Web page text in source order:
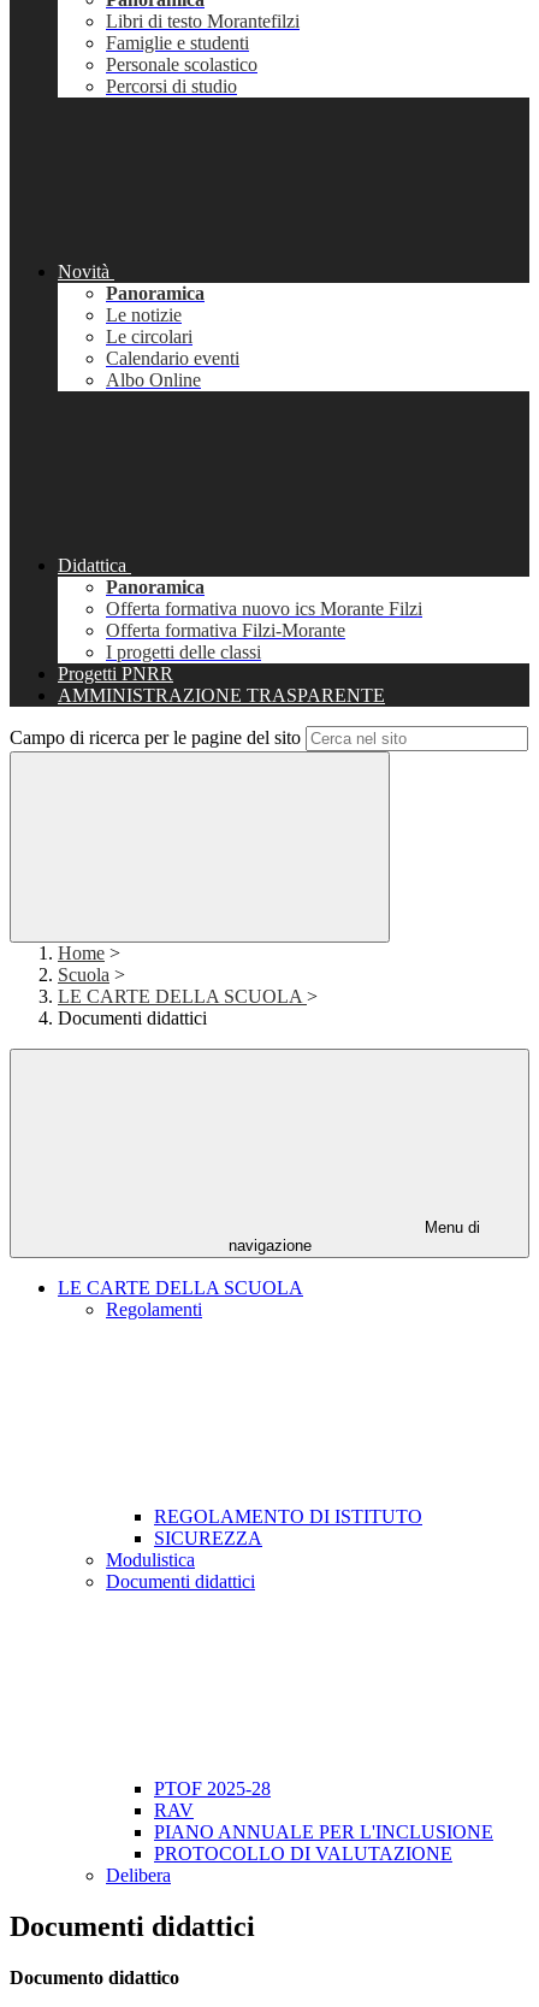
Libri di testo Morantefilzi
Famiglie e studenti
Personale scolastico
Percorsi di studio
Novità
Panoramica
Le notizie
Le circolari
Calendario eventi
Albo Online
Didattica
Panoramica
Offerta formativa nuovo ics Morante Filzi
Offerta formativa Filzi-Morante
I progetti delle classi
Progetti PNRR
AMMINISTRAZIONE TRASPARENTE
Campo di ricerca per le pagine del sito
Home >
Scuola >
LE CARTE DELLA SCUOLA >
Documenti didattici
Menu di
navigazione
LE CARTE DELLA SCUOLA
Regolamenti
REGOLAMENTO DI ISTITUTO
SICUREZZA
Modulistica
Documenti didattici
PTOF 2025-28
RAV
PIANO ANNUALE PER L'INCLUSIONE
PROTOCOLLO DI VALUTAZIONE
Delibera
Documenti didattici
Documento didattico